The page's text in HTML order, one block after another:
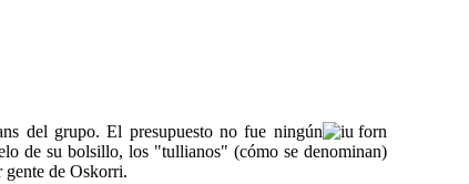
del grupo. El presupuesto no fue ningún
de su bolsillo, los "tullianos" (cómo se denominan)
gente de Oskorri.